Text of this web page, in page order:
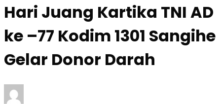
Hari Juang Kartika TNI AD
ke –77 Kodim 1301 Sangihe
Gelar Donor Darah